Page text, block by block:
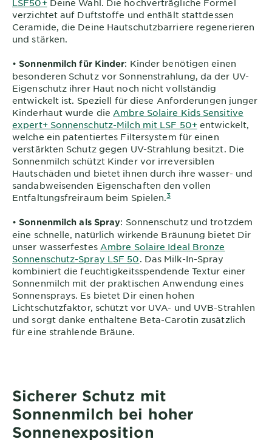
LSF50+Deine Wahl. Die hochverträgliche Formel
verzichtet auf Duftstoffe und enthält stattdessen
Ceramide, die Deine Hautschutzbarriere regenerieren
und stärken.
•Sonnenmilch für Kinder: Kinder benötigen einen
besonderen Schutz vor Sonnenstrahlung, da der UV-
Eigenschutz ihrer Haut noch nicht vollständig
entwickelt ist. Speziell für diese Anforderungen junger
Kinderhaut wurde die Ambre Solaire Kids Sensitive
expert+ Sonnenschutz-Milch mit LSF 50+entwickelt,
welche ein patentiertes Filtersystem für einen
verstärkten Schutz gegen UV-Strahlung besitzt. Die
Sonnenmilch schützt Kinder vor irreversiblen
Hautschäden und bietet ihnen durch ihre wasser- und
sandabweisenden Eigenschaften den vollen
Entfaltungsfreiraum beim Spielen.3
•Sonnenmilch als Spray: Sonnenschutz und trotzdem
eine schnelle, natürlich wirkende Bräunung bietet Dir
unser wasserfestes Ambre Solaire Ideal Bronze
Sonnenschutz-Spray LSF 50. Das Milk-In-Spray
kombiniert die feuchtigkeitsspendende Textur einer
Sonnenmilch mit der praktischen Anwendung eines
Sonnensprays. Es bietet Dir einen hohen
Lichtschutzfaktor, schützt vor UVA- und UVB-Strahlen
und sorgt danke enthaltene Beta-Carotin zusätzlich
für eine strahlende Bräune.
Sicherer Schutz mit
Sonnenmilch bei hoher
Sonnenexposition